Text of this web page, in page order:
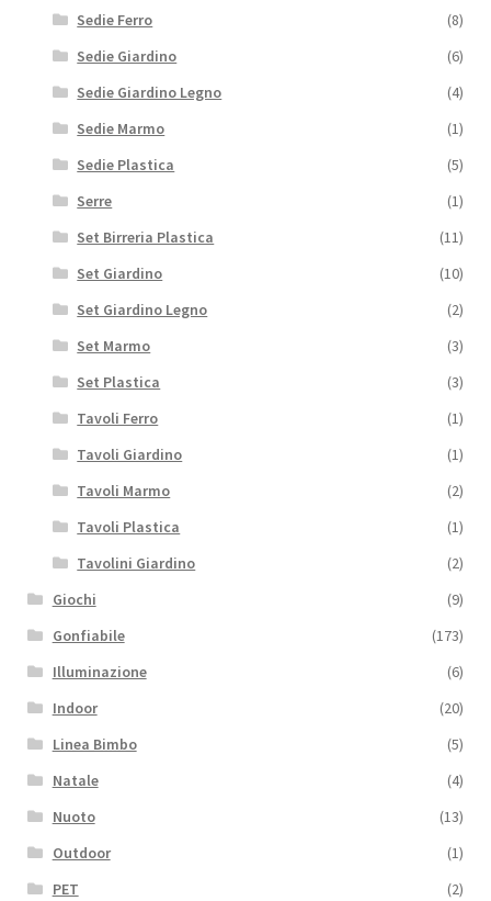
Sedie Ferro
(8)
Sedie Giardino
(6)
Sedie Giardino Legno
(4)
Sedie Marmo
(1)
Sedie Plastica
(5)
Serre
(1)
Set Birreria Plastica
(11)
Set Giardino
(10)
Set Giardino Legno
(2)
Set Marmo
(3)
Set Plastica
(3)
Tavoli Ferro
(1)
Tavoli Giardino
(1)
Tavoli Marmo
(2)
Tavoli Plastica
(1)
Tavolini Giardino
(2)
Giochi
(9)
Gonfiabile
(173)
Illuminazione
(6)
Indoor
(20)
Linea Bimbo
(5)
Natale
(4)
Nuoto
(13)
Outdoor
(1)
PET
(2)